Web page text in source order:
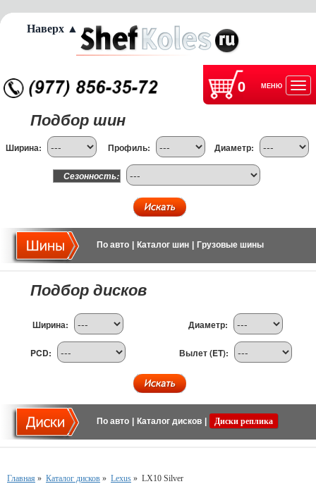
0 МЕНЮ
Подбор шин
Ширина: Профиль: Диаметр:
Сезонность:
По авто Каталог шин Грузовые шины
Подбор дисков
Ширина: Диаметр:
PCD: Вылет (ET):
По авто Каталог дисков Диски реплика
Главная » Каталог дисков » Lexus » LX10 Silver
Наверх ▲